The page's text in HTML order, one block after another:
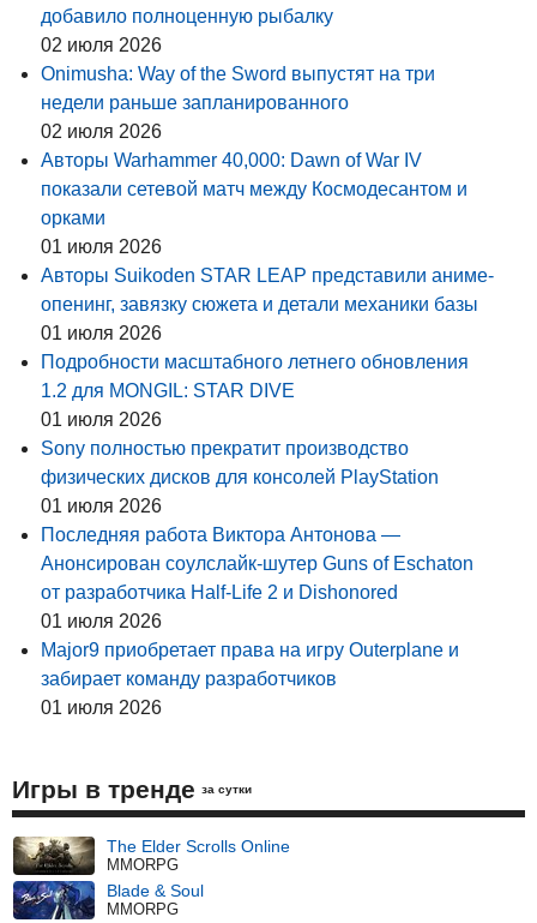
добавило полноценную рыбалку
02 июля 2026
Onimusha: Way of the Sword выпустят на три
недели раньше запланированного
02 июля 2026
Авторы Warhammer 40,000: Dawn of War IV
показали сетевой матч между Космодесантом и
орками
01 июля 2026
Авторы Suikoden STAR LEAP представили аниме-
опенинг, завязку сюжета и детали механики базы
01 июля 2026
Подробности масштабного летнего обновления
1.2 для MONGIL: STAR DIVE
01 июля 2026
Sony полностью прекратит производство
физических дисков для консолей PlayStation
01 июля 2026
Последняя работа Виктора Антонова —
Анонсирован соулслайк-шутер Guns of Eschaton
от разработчика Half-Life 2 и Dishonored
01 июля 2026
Major9 приобретает права на игру Outerplane и
забирает команду разработчиков
01 июля 2026
Игры в тренде за сутки
The Elder Scrolls Online
MMORPG
Blade & Soul
MMORPG